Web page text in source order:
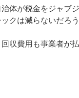
体が税金をジャブ
クは減らないだろう
収費用も事業者が